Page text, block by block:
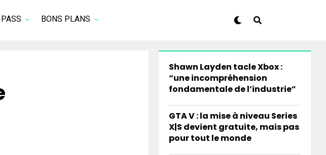
BONS PLANS
Shawn Layden tacle Xbox :
“une incompréhension
fondamentale de l’industrie”
GTA V : la mise à niveau Series
X|S devient gratuite, mais pas
pour tout le monde